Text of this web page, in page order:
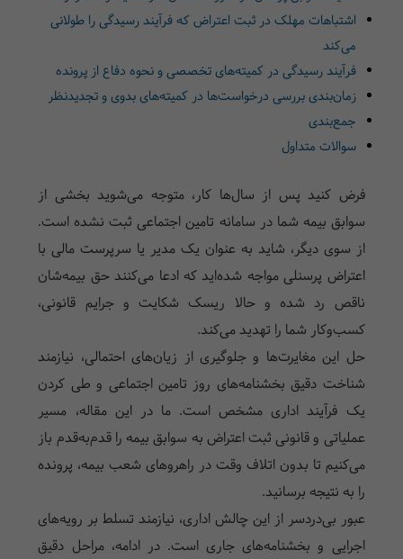
اشتباهات مهلک در ثبت اعتراض که فرآیند رسیدگی را طولانی
می‌کند
فرآیند رسیدگی در کمیته‌های تخصصی و نحوه دفاع از پرونده
زمان‌بندی بررسی درخواست‌ها در کمیته‌های بدوی و تجدیدنظر
جمع‌بندی
سوالات متداول
فرض کنید پس از سال‌ها کار، متوجه می‌شوید بخشی از
سوابق بیمه شما در سامانه تامین اجتماعی ثبت نشده است.
از سوی دیگر، شاید به عنوان یک مدیر یا سرپرست مالی با
اعتراض پرسنلی مواجه شده‌اید که ادعا می‌کنند حق بیمه‌شان
ناقص رد شده و حالا ریسک شکایت و جرایم قانونی،
کسب‌وکار شما را تهدید می‌کند.
حل این مغایرت‌ها و جلوگیری از زیان‌های احتمالی، نیازمند
شناخت دقیق بخشنامه‌های روز تامین اجتماعی و طی کردن
یک فرآیند اداری مشخص است. ما در این مقاله، مسیر
عملیاتی و قانونی ثبت اعتراض به سوابق بیمه را قدم‌به‌قدم باز
می‌کنیم تا بدون اتلاف وقت در راهروهای شعب بیمه، پرونده
را به نتیجه برسانید.
عبور بی‌دردسر از این چالش اداری، نیازمند تسلط بر رویه‌های
اجرایی و بخشنامه‌های جاری است. در ادامه، مراحل دقیق